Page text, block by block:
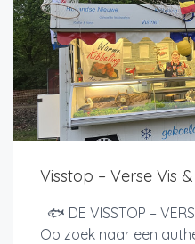
Visstop – Verse Vis
🐟 DE VISSTOP –
Op zoek naar een